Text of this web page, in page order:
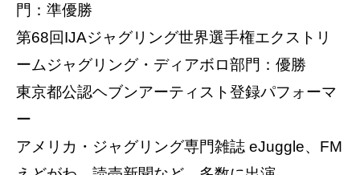
門：準優勝
第68回IJAジャグリング世界選手権エクストリ
ームジャグリング・ディアボロ部門：優勝
東京都公認ヘブンアーティスト登録パフォーマ
ー
アメリカ・ジャグリング専門雑誌 eJuggle、FM